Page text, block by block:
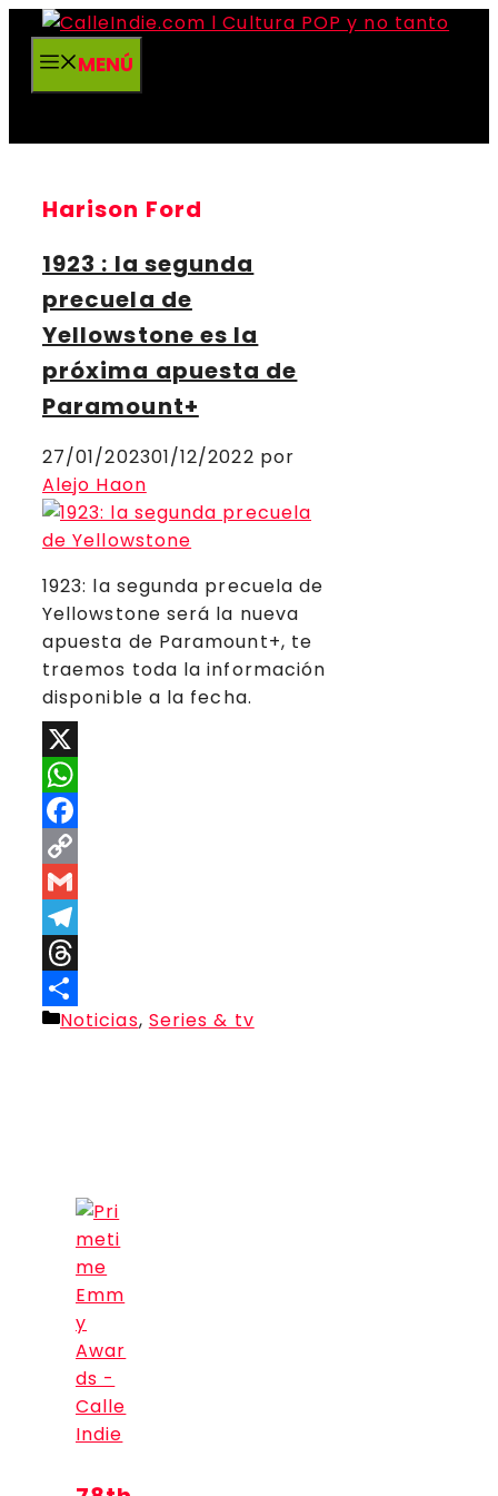
Saltar
contenidoMENÚ
Harison Ford
1923 : la segunda
precuela de
Yellowstone es la
próxima apuesta de
Paramount+
27/01/202301/12/2022 por
Alejo Haon
1923: la segunda precuela de
Yellowstone será la nueva
apuesta de Paramount+, te
traemos toda la información
disponible a la fecha.
X
WhatsApp
Facebook
Copy
Link
Gmail
Telegram
Threads
Compartir
Categorías
Noticias, Series & tv